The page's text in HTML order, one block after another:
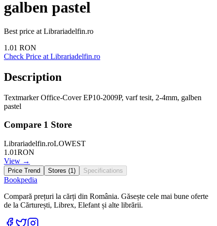
galben pastel
Best price at Librariadelfin.ro
1.01 RON
Check Price at Librariadelfin.ro
Description
Textmarker Office-Cover EP10-2009P, varf tesit, 2-4mm, galben
pastel
Compare 1 Store
Librariadelfin.roLOWEST
1.01RON
View →
Price Trend Stores (1) Specifications
Bookpedia
Compară prețuri la cărți din România. Găsește cele mai bune oferte
de la Cărturești, Librex, Elefant și alte librării.
Facebook
Twitter